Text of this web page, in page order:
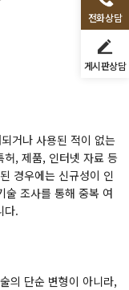
전화상담
게시판상담
거나 사용된 적이 없는
, 제품, 인터넷 자료 등
경우에는 신규성이 인
술 조사를 통해 중복 여
다.
의 단순 변형이 아니라,